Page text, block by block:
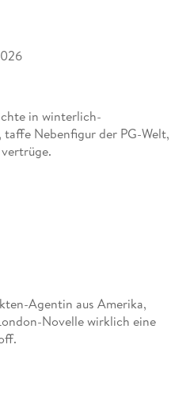
in winterlich-
Nebenfigur der PG-Welt,
Agentin aus Amerika,
Novelle wirklich eine